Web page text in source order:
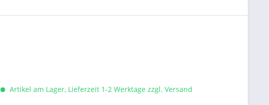
Artikel am Lager, Lieferzeit 1-2 Werktage zzgl. Versand